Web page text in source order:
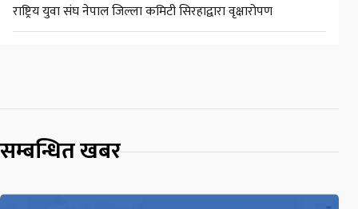
राष्ट्रिय युवा संघ नेपाल जिल्ला कमिटी सिरहाद्वारा वृक्षारोपण
सम्बन्धित खबर